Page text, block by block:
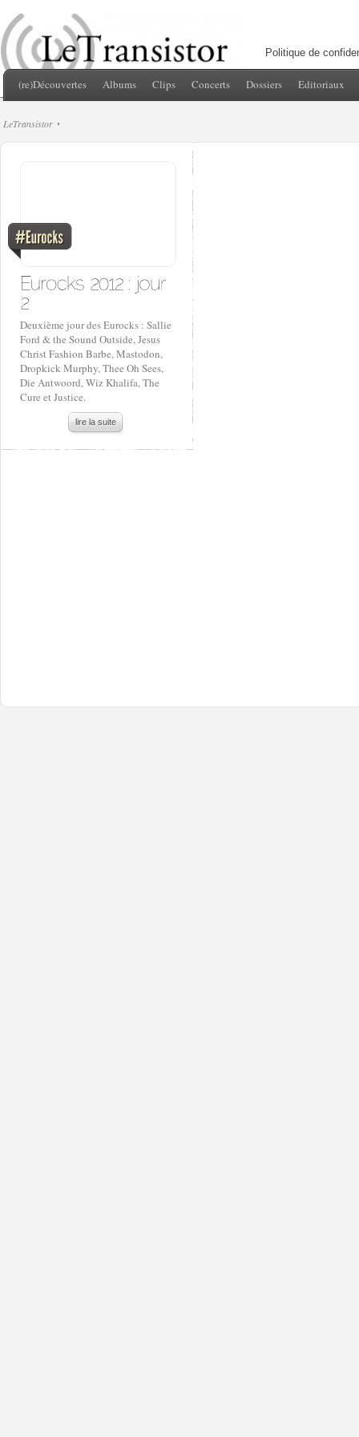
Politique de
(re)Découvertes Albums Clips Concerts Dossiers Editoriaux
LeTransistor
Deuxième jour des Eurocks : Sallie
Ford & the Sound Outside, Jesus
Christ Fashion Barbe, Mastodon,
Dropkick Murphy, Thee Oh Sees,
Die Antwoord, Wiz Khalifa, The
Cure et Justice.
lire la suite